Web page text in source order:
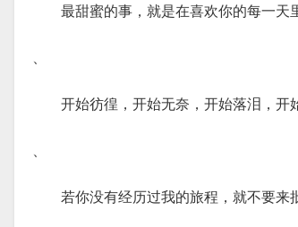
最甜蜜的事，就是在喜欢你的每一天
、
开始彷徨，开始无奈，开始落泪，开
、
若你没有经历过我的旅程，就不要来